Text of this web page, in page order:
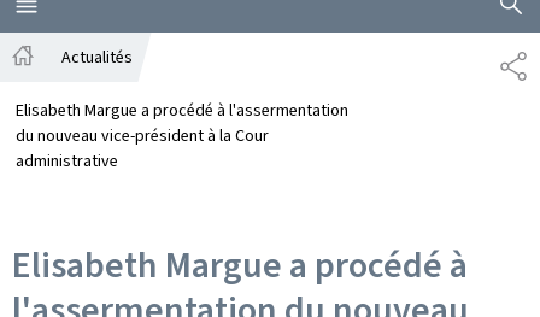
MENU
PRINCIPAL
Actualités
Elisabeth Margue a procédé à l'assermentation
du nouveau vice-président à la Cour
administrative
Elisabeth Margue a procédé à